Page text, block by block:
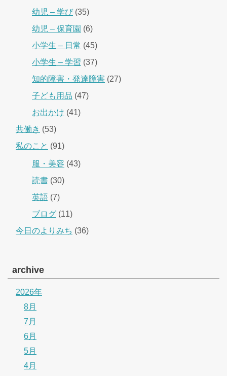
幼児 – 学び(35)
幼児 – 保育園 (6)
小学生 – 日常 (45)
小学生 – 学習 (37)
知的障害・発達障害 (27)
子ども用品 (47)
お出かけ (41)
共働き (53)
私のこと (91)
服・美容 (43)
読書 (30)
英語 (7)
ブログ (11)
今日のよりみち (36)
archive
2026年
8月
7月
6月
5月
4月